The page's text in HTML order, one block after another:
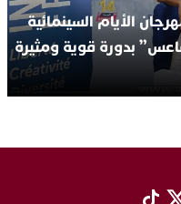
الأيام السينمائية
بدورة قوية ومثيرة